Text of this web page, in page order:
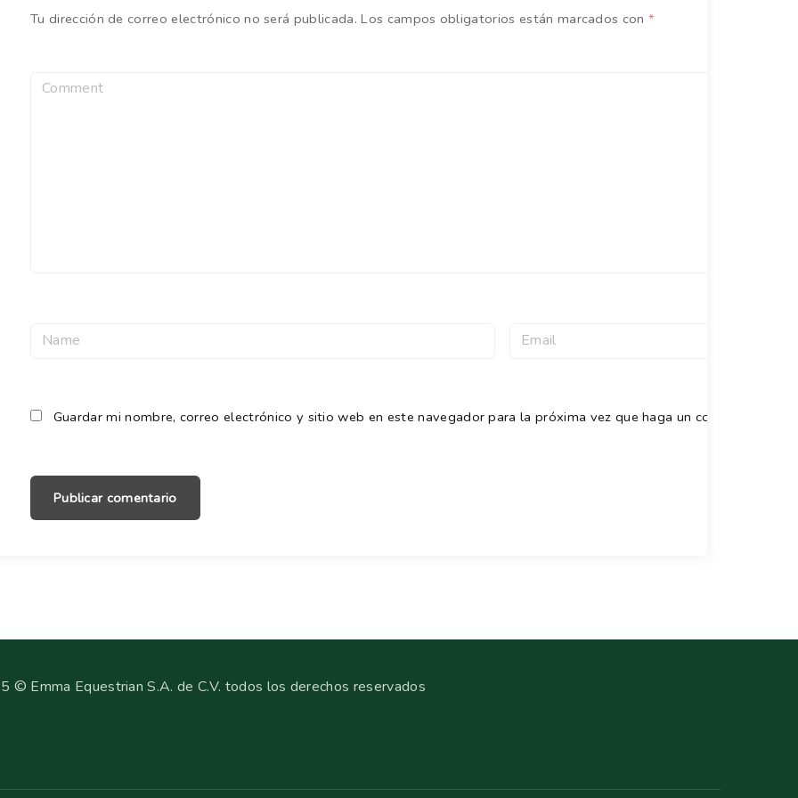
Tu dirección de correo electrónico no será publicada. Los campos obligatorios están marcados con*
Guardar mi nombre, correo electrónico y sitio web en este navegador para la próxima vez que haga un comentario.
© Emma Equestrian S.A. de C.V. todos los derechos reservados